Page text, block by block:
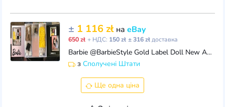
± 1 116 zł на eBay
650 zł + НДС: 150 zł ± 316 złдоставка
Barbie @BarbieStyle Gold Label Doll New AA (GTJ83)
з Сполучені Штати
Ще одна ціна